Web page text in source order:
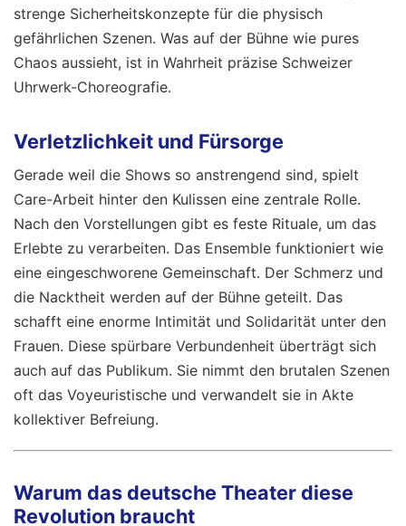
strenge Sicherheitskonzepte für die physisch
gefährlichen Szenen. Was auf der Bühne wie pures
Chaos aussieht, ist in Wahrheit präzise Schweizer
Uhrwerk-Choreografie.
Verletzlichkeit und Fürsorge
Gerade weil die Shows so anstrengend sind, spielt
Care-Arbeit hinter den Kulissen eine zentrale Rolle.
Nach den Vorstellungen gibt es feste Rituale, um das
Erlebte zu verarbeiten. Das Ensemble funktioniert wie
eine eingeschworene Gemeinschaft. Der Schmerz und
die Nacktheit werden auf der Bühne geteilt. Das
schafft eine enorme Intimität und Solidarität unter den
Frauen. Diese spürbare Verbundenheit überträgt sich
auch auf das Publikum. Sie nimmt den brutalen Szenen
oft das Voyeuristische und verwandelt sie in Akte
kollektiver Befreiung.
Warum das deutsche Theater diese
Revolution braucht